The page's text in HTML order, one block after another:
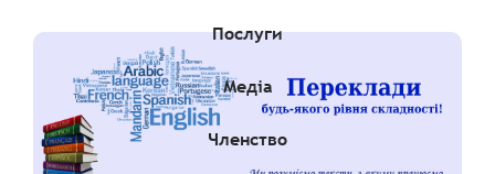
Послуги
Медіа
Членство